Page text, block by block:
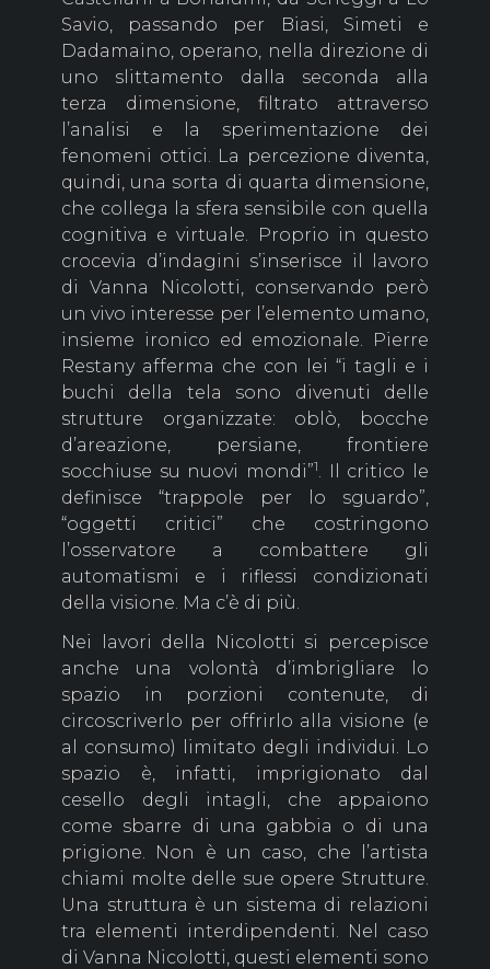
Savio, passando per Biasi, Simeti e
Dadamaino, operano, nella direzione di
uno slittamento dalla seconda alla
terza dimensione, filtrato attraverso
l’analisi e la sperimentazione dei
fenomeni ottici. La percezione diventa,
quindi, una sorta di quarta dimensione,
che collega la sfera sensibile con quella
cognitiva e virtuale. Proprio in questo
crocevia d’indagini s’inserisce il lavoro
di Vanna Nicolotti, conservando però
un vivo interesse per l’elemento umano,
insieme ironico ed emozionale. Pierre
Restany afferma che con lei “i tagli e i
buchi della tela sono divenuti delle
strutture organizzate: oblò, bocche
d’areazione, persiane, frontiere
socchiuse su nuovi mondi”1
. Il critico le
definisce “trappole per lo sguardo”,
“oggetti critici” che costringono
l’osservatore a combattere gli
automatismi e i riflessi condizionati
della visione. Ma c’è di più.
Nei lavori della Nicolotti si percepisce
anche una volontà d’imbrigliare lo
spazio in porzioni contenute, di
circoscriverlo per offrirlo alla visione (e
al consumo) limitato degli individui. Lo
spazio è, infatti, imprigionato dal
cesello degli intagli, che appaiono
come sbarre di una gabbia o di una
prigione. Non è un caso, che l’artista
chiami molte delle sue opere Strutture.
Una struttura è un sistema di relazioni
tra elementi interdipendenti. Nel caso
di Vanna Nicolotti, questi elementi sono